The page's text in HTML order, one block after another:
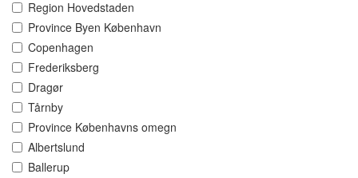
Region Hovedstaden
Province Byen København
Copenhagen
Frederiksberg
Dragør
Tårnby
Province Københavns omegn
Albertslund
Ballerup